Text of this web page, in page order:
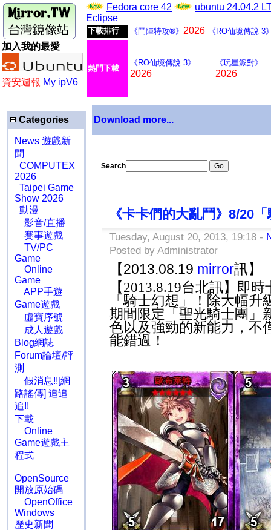
加入我的最愛
資安週報 My ipV6
Fedora core 42
ubuntu 24.04.2
Eclipse
下載排行 《鬥陣特攻®》 2026 《RO仙境傳說 3
熱門下載
《RO仙境傳說 3》
2026
《玩星派對》
2026
Categories
News 遊戲新
聞
COMPUTEX
2026
Taipei Game
Show 2026
動漫
影音/直播
賽事遊戲
TV/PC
Game
Online
Game
APP手遊
Game遊戲
虛寶序號
成人遊戲
Blog網誌
Forum論壇/評
測
假消息!![網
路謠傳] 追追
追!!
下載
Online
Game遊戲主
程式
OpenSource
開放原始碼
OpenOffice
Windows
歷史新聞
Download more...
Search
《卡卡們的大亂鬥》8/20
Tuesday, August 20, 2013, 19:18 -
Posted by Administrator
【 2013.08.19 mirror訊】
【 2013.8.19台北訊】即時
「騎士幻想」！除大幅
期間限定「聖光騎士團」
色以及強勁的新能力，不
能錯過！